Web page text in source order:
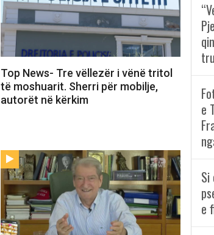
Top News- Tre vëllezër i vënë tritol
të moshuarit. Sherri për mobilje,
autorët në kërkim
e
Si
e